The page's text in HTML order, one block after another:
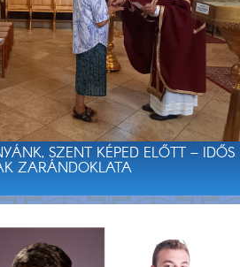
SZENT KÉPED ELŐTT – IDŐS
ZARÁNDOKLATA